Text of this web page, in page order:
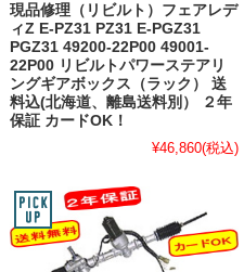
現品修理（リビルト）フェアレデ
ィZ E-PZ31 PZ31 E-PGZ31
PGZ31 49200-22P00 49001-
22P00 リビルトパワーステアリ
ングギアボックス（ラック） 送
料込(北海道、離島送料別） ２年
保証 カードOK！
¥46,860(税込)